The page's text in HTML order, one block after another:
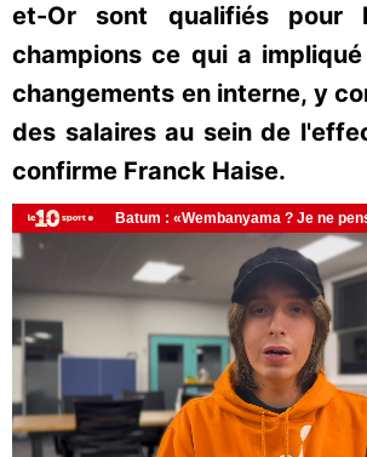
et-Or sont qualifiés pour
champions ce qui a
changements en interne, y
des salaires au sein de
confirme Franck Haise.